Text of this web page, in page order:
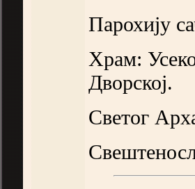
Парохију
Храм:
Дворској.
Светог